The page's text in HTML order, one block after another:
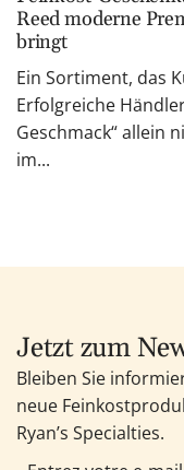
Reed moderne
bringt
Ein Sortiment, das
Erfolgreiche
Geschmack“ allein
im...
Jetzt zum
Bleiben Sie
neue
Ryan’s Specialties.